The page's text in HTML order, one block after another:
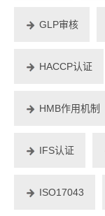
GLP审核
HACCP认证
HMB作用机制
IFS认证
ISO17043